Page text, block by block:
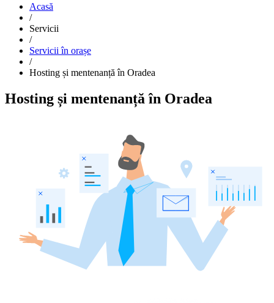
Acasă
/
Servicii
/
Servicii în orașe
/
Hosting și mentenanță în Oradea
Hosting și mentenanță în Oradea